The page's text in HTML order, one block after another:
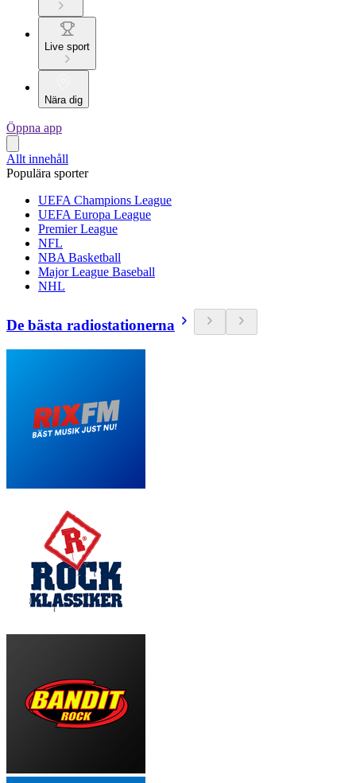
Live sport
Nära dig
Öppna app
Allt innehåll
Populära sporter
UEFA Champions League
UEFA Europa League
Premier League
NFL
NBA Basketball
Major League Baseball
NHL
De bästa radiostationerna